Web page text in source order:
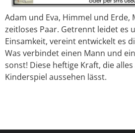
Adam und Eva, Himmel und Erde,
zeitloses Paar. Getrennt leidet es
Einsamkeit, vereint entwickelt es
Was verbindet einen Mann und
sonst! Diese heftige Kraft, die
Kinderspiel aussehen lässt.